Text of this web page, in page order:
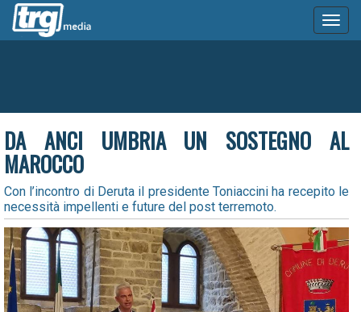
DA ANCI UMBRIA UN SOSTEGNO AL
MAROCCO
Con l’incontro di Deruta il presidente Toniaccini ha recepito le
necessità impellenti e future del post terremoto.